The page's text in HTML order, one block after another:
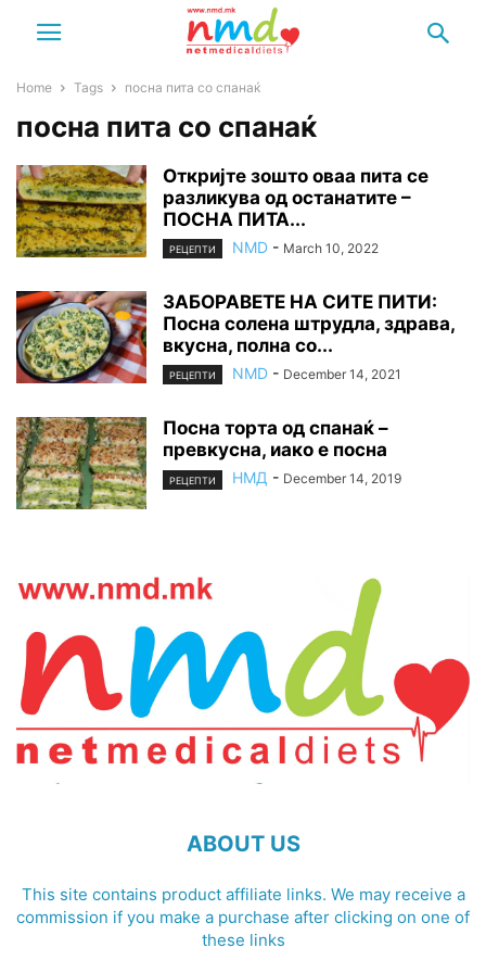
Home Tags посна пита со спанаќ
посна пита со спанаќ
Откријте зошто оваа пита се
разликува од останатите –
ПОСНА ПИТА...
РЕЦЕПТИ NMD - March 10, 2022
ЗАБОРАВETE НА СИТЕ ПИТИ:
Посна солена штрудла, здрава,
вкусна, полна со...
РЕЦЕПТИ NMD - December 14, 2021
Посна торта од спанаќ –
превкусна, иако е посна
РЕЦЕПТИ НМД - December 14, 2019
ABOUT US
This site contains product affiliate links. We may receive a
commission if you make a purchase after clicking on one of
these links